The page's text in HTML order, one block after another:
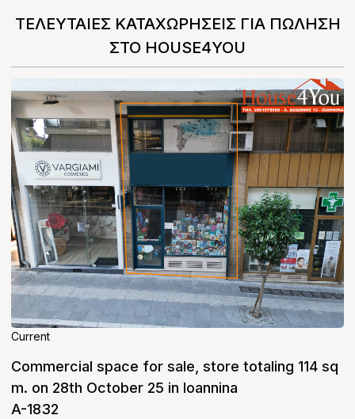
ΤΕΛΕΥΤΑΙΕΣ ΚΑΤΑΧΩΡΗΣΕΙΣ ΓΙΑ ΠΩΛΗΣΗ
ΣΤΟ HOUSE4YOU
Current
Commercial space for sale, store totaling 114 sq
m. on 28th October 25 in Ioannina
A-1832